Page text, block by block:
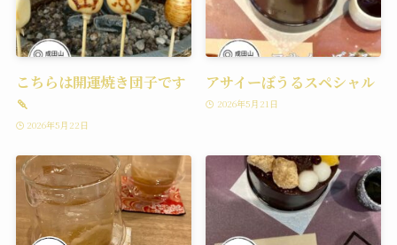
こちらは開運焼き団子です
🍡
2026年5月22日
アサイーぼうるスペシャル
2026年5月21日